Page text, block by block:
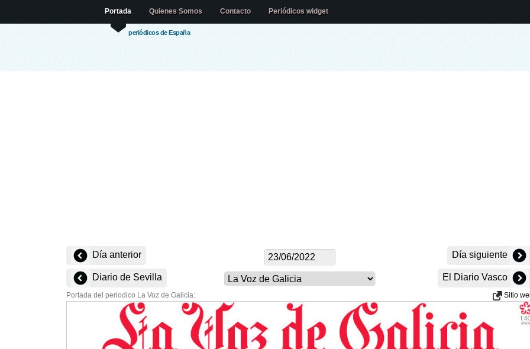
periódicos de España
Portada Quienes Somos Contacto Periódicos widget
Día anterior Día siguiente
Diario de Sevilla El Diario Vasco
Portada del periodico La Voz de Galicia: Sitio